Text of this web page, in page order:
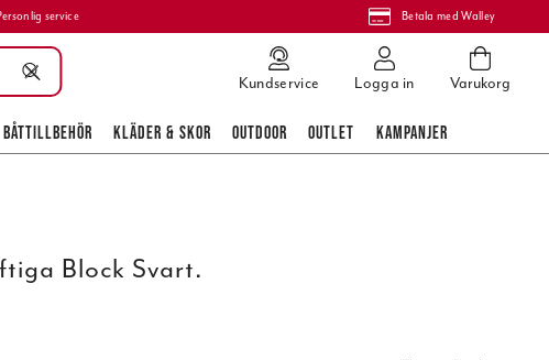
service Betala med Walley
Kundservice Logga in Varukorg
BÅTTILLBEHÖR KLÄDER & SKOR OUTDOOR OUTLET KAMPANJER
Block Svart.